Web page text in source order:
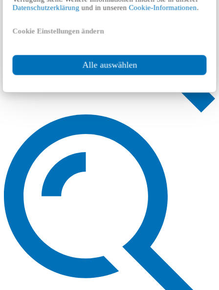
Datenschutzerklärung und in unserenCookie-Informationen.
Cookie Einstellungen ändern
Alle auswählen